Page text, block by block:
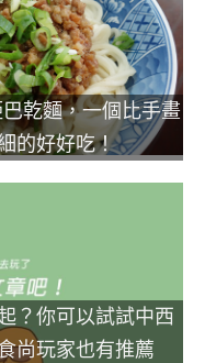
乾麵，一個比手畫
的好好吃！
？你可以試試中西
尚玩家也有推薦